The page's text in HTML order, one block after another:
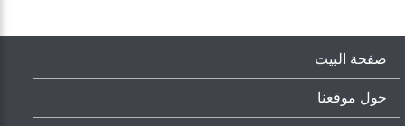
صفحة البيت
حول موقعنا